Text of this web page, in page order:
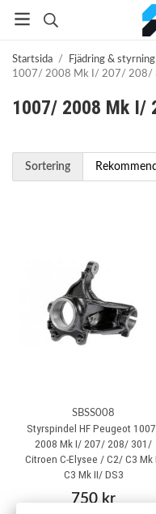
Startsida / Fjädring & styrning
1007/ 2008 Mk I/ 207/ 208/
1007/ 2008 Mk I/
Sortering
SBSS008
Styrspindel HF Peugeot
2008 Mk I/ 207/ 208/ 301/
Citroen C-Elysee / C2/ C3 Mk
C3 Mk II/ DS3
750 kr